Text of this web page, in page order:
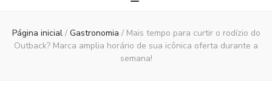
Página inicial / Gastronomia / Mais tempo para curtir o rodízio do
Outback? Marca amplia horário de sua icônica oferta durante a
semana!